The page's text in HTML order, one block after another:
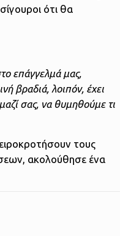
ότι θα
επάγγελμά μας,
βραδιά, λοιπόν, έχει
σας, να θυμηθούμε τι
τους
ακολούθησε ένα